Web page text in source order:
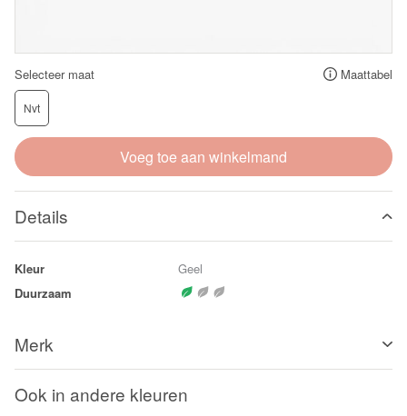
Selecteer maat Maattabel
Nvt
Voeg toe aan winkelmand
Details
Kleur
Geel
Duurzaam
Merk
Ook in andere kleuren